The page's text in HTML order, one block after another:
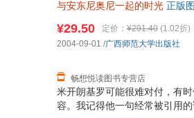
与安东尼奥尼一起的时光 正版
米开朗基罗可能很难对付，有
容。我记得他一句经常被引
¥29.50 定价： ¥291.40 (1.02折)
畅想悦读图书专营店
2004-09-01 /广西师范大学出版社